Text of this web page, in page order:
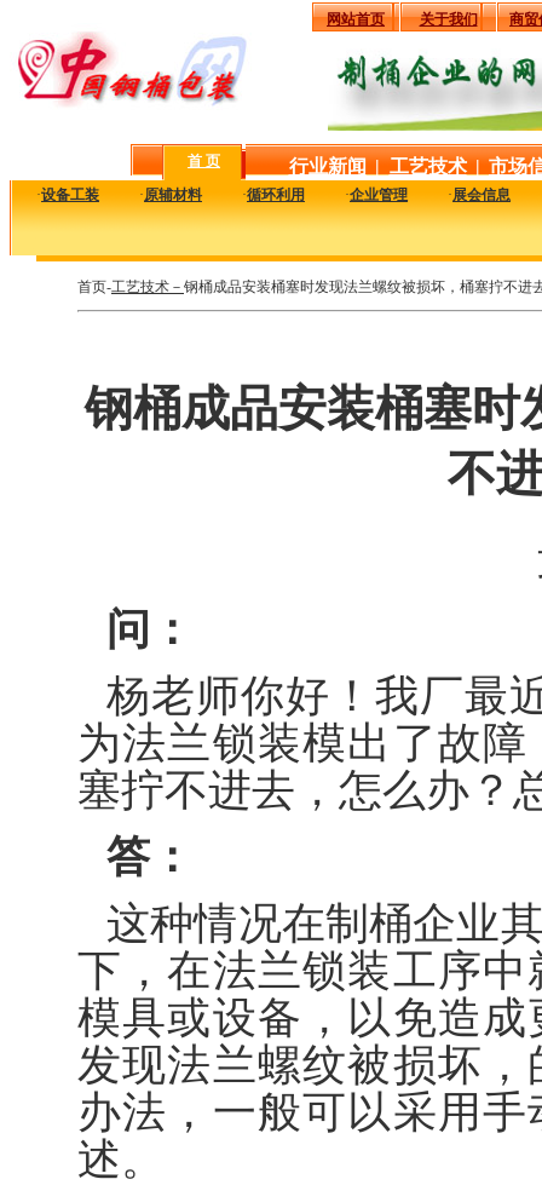
网站首页 关于我们 商贸
首 页 行业新闻 | 工艺技术 | 市场
·设备工装 ·原辅材料 ·循环利用 ·企业管理 ·展会信息
首页-工艺技术－ 钢桶成品安装桶塞时发现法兰螺纹被损坏，桶塞拧不进
钢桶成品安装桶塞时
不
问 ：
杨老师你好！我厂最
为法兰锁装模出了故
塞拧不进去，怎么办？
答：
这种情况在制桶企业
下，在法兰锁装工序
模具或设备，以免造
发现法兰螺纹被损坏
办法，一般可以采用
述。